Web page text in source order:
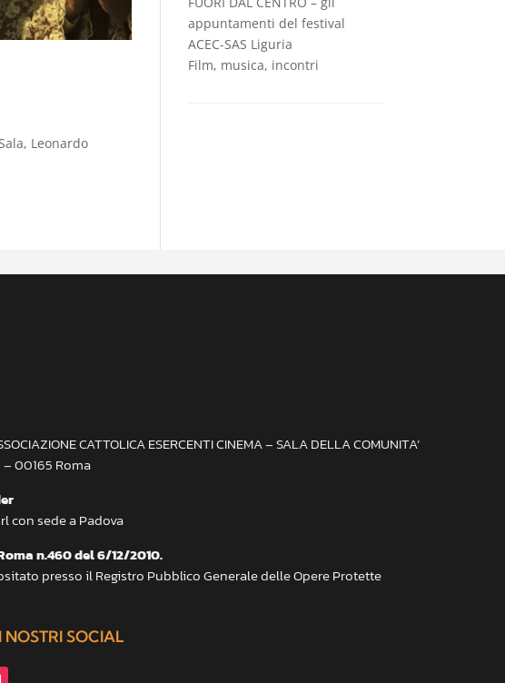
Leonardo
appuntamenti del festival
ACEC-SAS Liguria
Film, musica, incontri
CATTOLICA ESERCENTI CINEMA – SALA DELLA COMUNITA’
00165 Roma
con sede a Padova
n.460 del 6/12/2010.
presso il Registro Pubblico Generale delle Opere Protette
NOSTRI SOCIAL